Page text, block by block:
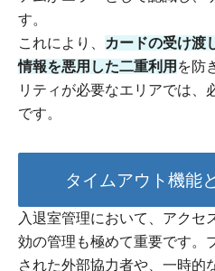
す。
これにより、
カードの受け渡
情報を悪用した二重利用 を防
リティが必要なエリアでは、
です。
タイムアウト機能
入退室管理において、アクセ
効の管理も極めて重要です。
された外部協力者や、一時的